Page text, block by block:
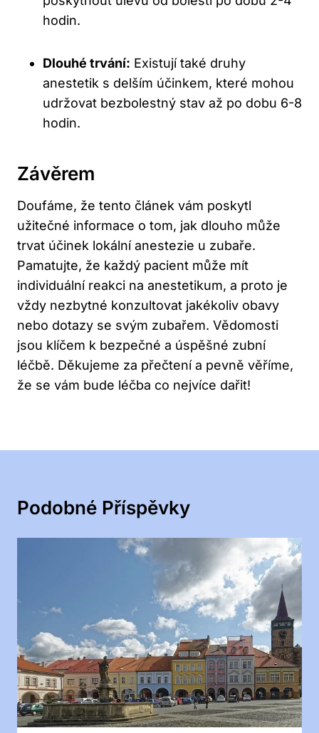
hodin.
Dlouhé trvání: Existují také druhy
anestetik s delším účinkem, které mohou
udržovat bezbolestný stav až po dobu 6-8
hodin.
Závěrem
Doufáme, že tento článek vám poskytl
užitečné informace o tom, jak dlouho může
trvat účinek lokální anestezie u zubaře.
Pamatujte, že každý pacient může mít
individuální reakci na anestetikum, a proto je
vždy nezbytné konzultovat jakékoliv obavy
nebo dotazy se svým zubařem. Vědomosti
jsou klíčem k bezpečné a úspěšné zubní
léčbě. Děkujeme za přečtení a pevně věříme,
že se vám bude léčba co nejvíce dařit!
Podobné Příspěvky